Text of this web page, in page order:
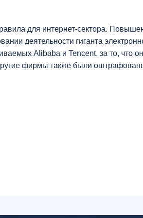
для интернет-сектора.
деятельности гиганта
Alibaba и Tencent, за то, что
фирмы также были